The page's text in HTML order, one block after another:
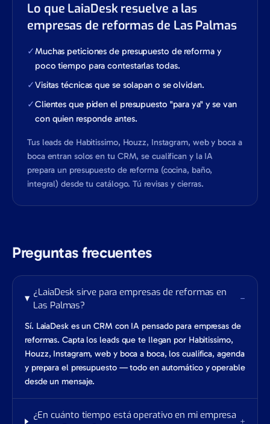
Lo que LaiaDesk resuelve a las
empresas de reformas de Las Palmas
✓Muchas peticiones de presupuesto de reforma y
poco tiempo para contestarlas todas.
✓Visitas técnicas que se solapan o se olvidan.
✓Clientes que piden el presupuesto "para ya" y se van
con quien responde antes.
Tus leads de Habitissimo, Houzz, Instagram, web y boca a
boca entran solos en tu CRM, se cualifican y la IA
prepara un presupuesto de reforma (cocina, baño,
integral) desde tu catálogo. Tú revisas y cierras.
Preguntas frecuentes
¿LaiaDesk sirve para empresas de reformas en
Las Palmas?
−
Sí. LaiaDesk es un CRM con IA pensado para empresas de
reformas. Capta los leads que te llegan por Habitissimo,
Houzz, Instagram, web y boca a boca, los cualifica, agenda
y prepara el presupuesto — todo en automático y operable
desde un mensaje.
¿En cuánto tiempo está operativo en mi empresa
+